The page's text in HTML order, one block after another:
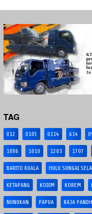
TAG
012 0105 0114 614
1006 1010 1203 1707
BARITO KUALA HULU SUNGAI
KETAPANG KODIM KOREM
NUNUKAN PAPUA RAJA